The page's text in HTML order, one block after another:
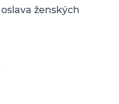
oslava ženských